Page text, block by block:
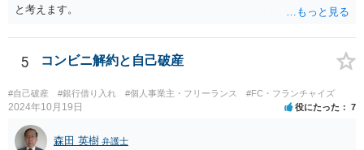
と考えます。
5 コンビニ解約と自己破産
#自己破産 #銀行借り入れ #個人事業主・フリーランス #FC・フランチャイズ
2024年10月19日 役にたった 7
森田 英樹 弁護士